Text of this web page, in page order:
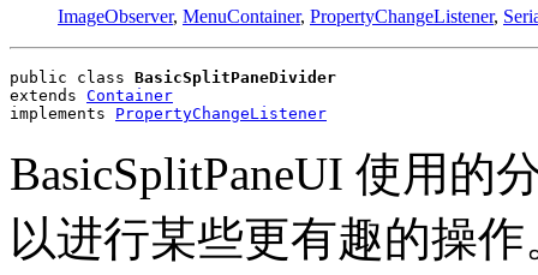
ImageObserver, MenuContainer, PropertyChangeListener,
public class BasicSplitPaneDivider
extends Container
implements PropertyChangeListener
BasicSplitPaneUI 使用的
以进行某些更有趣的操